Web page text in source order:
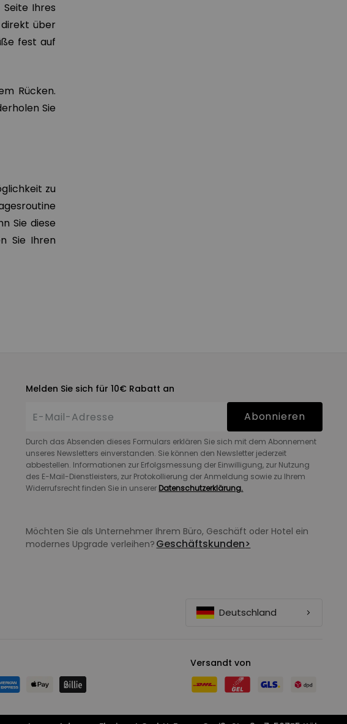
Ihres
über
fest auf
Rücken.
Sie
zu
Sie diese
Sie Ihren
Melden Sie sich für 10€ Rabatt an
Abonnieren
Durch das Absenden dieses Formulars erklären Sie sich mit dem Abonnement
unseres Newsletters einverstanden. Sie können den Newsletter jederzeit
abbestellen. Informationen zur Erfolgsmessung der Einwilligung, zur Nutzung
des E-Mail-Dienstleisters, zur Protokollierung der Anmeldung sowie zu Ihrem
Widerrufsrecht finden Sie in unserer Datenschutzerklärung.
Möchten Sie als Unternehmer Ihrem Büro, Geschäft oder Hotel ein
modernes Upgrade verleihen? Geschäftskunden>
Deutschland
Versandt von